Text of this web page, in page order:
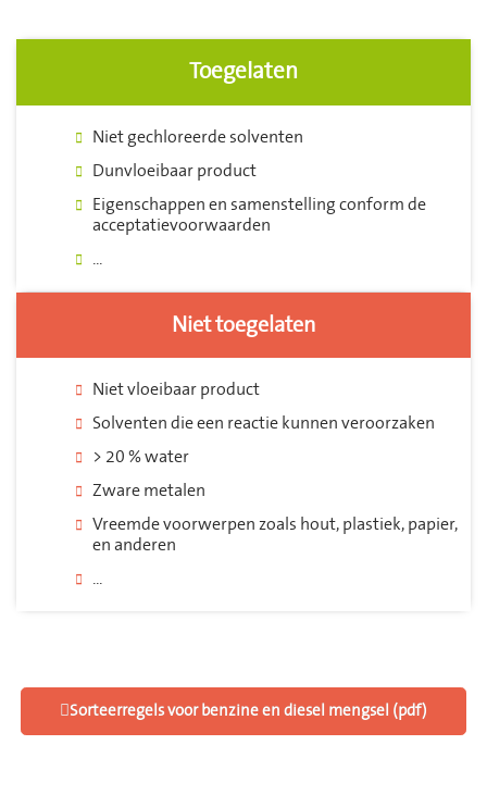
Toegelaten
Niet gechloreerde solventen
Dunvloeibaar product
Eigenschappen en samenstelling conform de
acceptatievoorwaarden
...
Niet toegelaten
Niet vloeibaar product
Solventen die een reactie kunnen veroorzaken
> 20 % water
Zware metalen
Vreemde voorwerpen zoals hout, plastiek, papier,
en anderen
...
Sorteerregels voor benzine en diesel mengsel (pdf)